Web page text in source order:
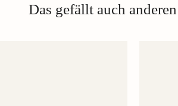
Das gefällt auch